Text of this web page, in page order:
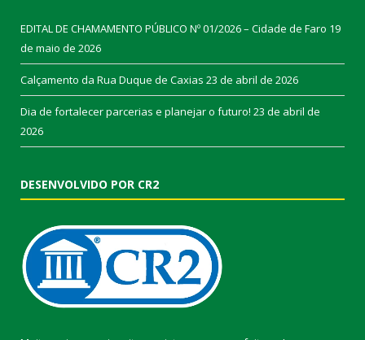
EDITAL DE CHAMAMENTO PÚBLICO Nº 01/2026 – Cidade de Faro 19
de maio de 2026
Calçamento da Rua Duque de Caxias 23 de abril de 2026
Dia de fortalecer parcerias e planejar o futuro! 23 de abril de
2026
DESENVOLVIDO POR CR2